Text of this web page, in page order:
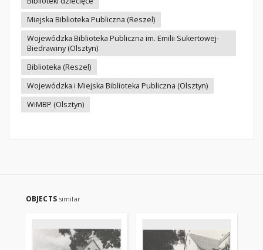
Miejska Biblioteka Publiczna (Reszel)
Wojewódzka Biblioteka Publiczna im. Emilii Sukertowej-
Biedrawiny (Olsztyn)
Biblioteka (Reszel)
Wojewódzka i Miejska Biblioteka Publiczna (Olsztyn)
WiMBP (Olsztyn)
OBJECTS similar